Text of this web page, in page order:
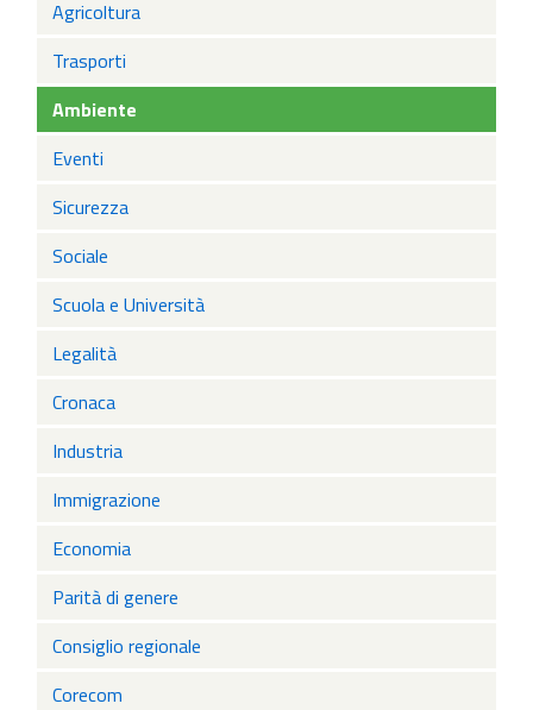
Agricoltura
Trasporti
Ambiente
Eventi
Sicurezza
Sociale
Scuola e Università
Legalità
Cronaca
Industria
Immigrazione
Economia
Parità di genere
Consiglio regionale
Corecom